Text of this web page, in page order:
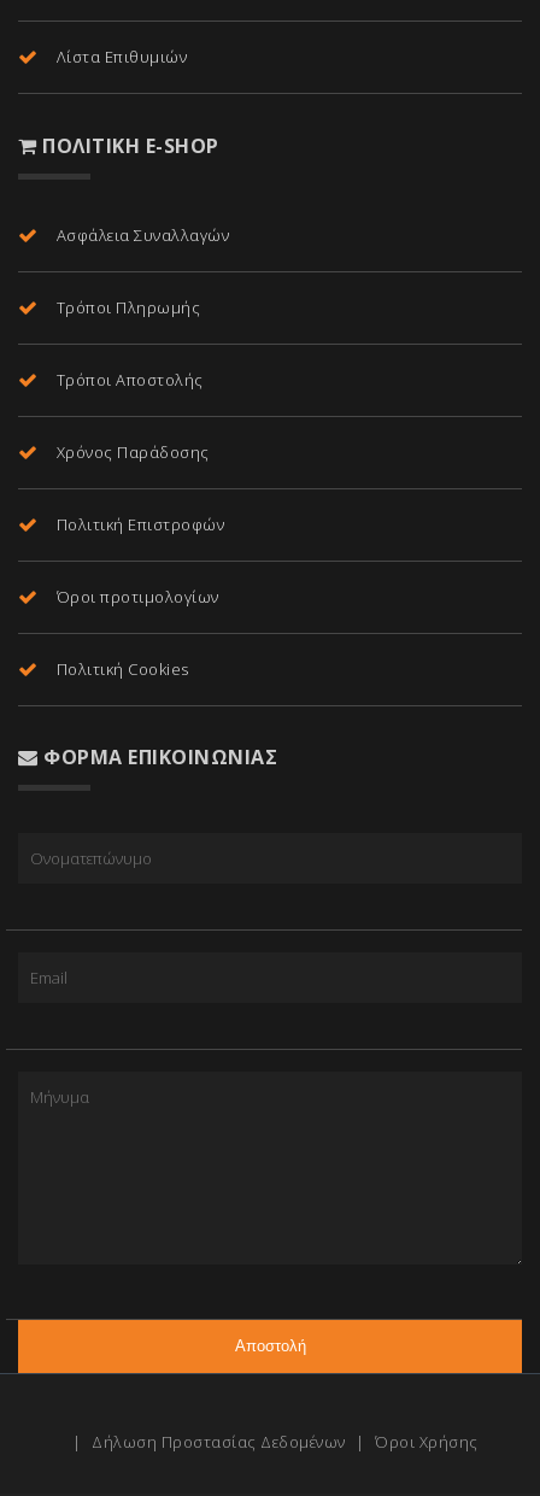
Λίστα Επιθυμιών
ΠΟΛΙΤΙΚΉ E-SHOP
Ασφάλεια Συναλλαγών
Τρόποι Πληρωμής
Τρόποι Αποστολής
Χρόνος Παράδοσης
Πολιτική Επιστροφών
Όροι προτιμολογίων
Πολιτική Cookies
ΦΌΡΜΑ ΕΠΙΚΟΙΝΩΝΊΑΣ
| Δήλωση Προστασίας Δεδομένων | Όροι Χρήσης